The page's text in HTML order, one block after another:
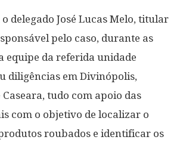
delegado José Lucas Melo, titular
pelo caso, durante as
equipe da referida unidade
diligências em Divinópolis,
tudo com apoio das
com o objetivo de localizar o
roubados e identificar os